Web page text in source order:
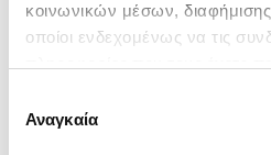
κοινωνικών μέσων,
οποίοι ενδεχομένως να τις
των υπηρεσιών τους.
συγκατάθεσης
Αναγκαία
Ποσότητα:
Η τραπεζαρία Balance θα